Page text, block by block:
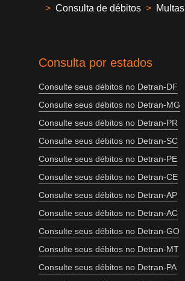
> Consulta de débitos > Multas
Consulta por estados
Consulte seus débitos no Detran-DF
Consulte seus débitos no Detran-MG
Consulte seus débitos no Detran-PR
Consulte seus débitos no Detran-SC
Consulte seus débitos no Detran-PE
Consulte seus débitos no Detran-CE
Consulte seus débitos no Detran-AP
Consulte seus débitos no Detran-AC
Consulte seus débitos no Detran-GO
Consulte seus débitos no Detran-MT
Consulte seus débitos no Detran-PA